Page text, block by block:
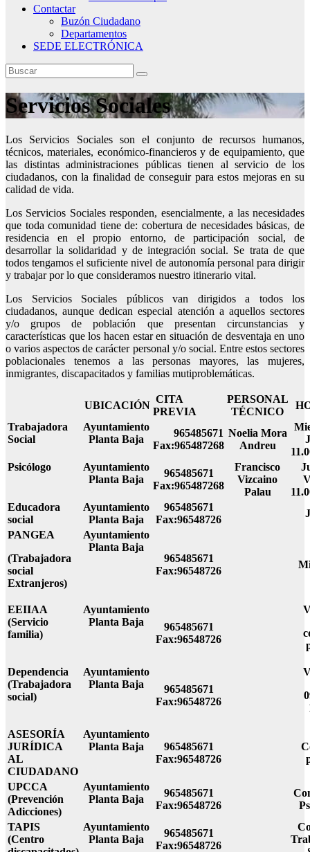
Contactar
Buzón Ciudadano
Departamentos
SEDE ELECTRÓNICA
Servicios Sociales
Los Servicios Sociales son el conjunto de recursos humanos,
técnicos, materiales, económico-financieros y de equipamiento, que
las distintas administraciones públicas tienen al servicio de los
ciudadanos, con la finalidad de conseguir para estos mejoras en su
calidad de vida.
Los Servicios Sociales responden, esencialmente, a las necesidades
que toda comunidad tiene de: cobertura de necesidades básicas, de
residencia en el propio entorno, de participación social, de
desarrollar la solidaridad y de integración social. Se trata de que
todos tengamos el suficiente nivel de autonomía personal para dirigir
y trabajar por lo que consideramos nuestro itinerario vital.
Los Servicios Sociales públicos van dirigidos a todos los
ciudadanos, aunque dedican especial atención a aquellos sectores
y/o grupos de población que presentan circunstancias y
características que los hacen estar en situación de desventaja en uno
o varios aspectos de carácter personal y/o social. Entre estos sectores
poblacionales tenemos a las personas mayores, las mujeres,
inmigrantes, discapacitados y familias mutiproblemáticas.
UBICACIÓN
CITA
PREVIA
PERSONAL
TÉCNICO
Trabajadora
Social
Ayuntamiento
Planta Baja
965485671
Fax:965487268
Noelia Mora
Andreu
Psicólogo
Ayuntamiento
Planta Baja
965485671
Fax:965487268
Francisco
Vizcaino
Palau
Educadora
social
Ayuntamiento
Planta Baja
965485671
Fax:96548726
PANGEA
(Trabajadora
social
Extranjeros)
Ayuntamiento
Planta Baja
965485671
Fax:96548726
EEIIAA
(Servicio
familia)
Ayuntamiento
Planta Baja
965485671
Fax:96548726
Dependencia
(Trabajadora
social)
Ayuntamiento
Planta Baja
965485671
Fax:96548726
ASESORÍA
JURÍDICA
AL
CIUDADANO
Ayuntamiento
Planta Baja
965485671
Fax:96548726
UPCCA
(Prevención
Adicciones)
Ayuntamiento
Planta Baja
965485671
Fax:96548726
TAPIS
(Centro
Ayuntamiento
Planta Baja
965485671
Fax:96548726